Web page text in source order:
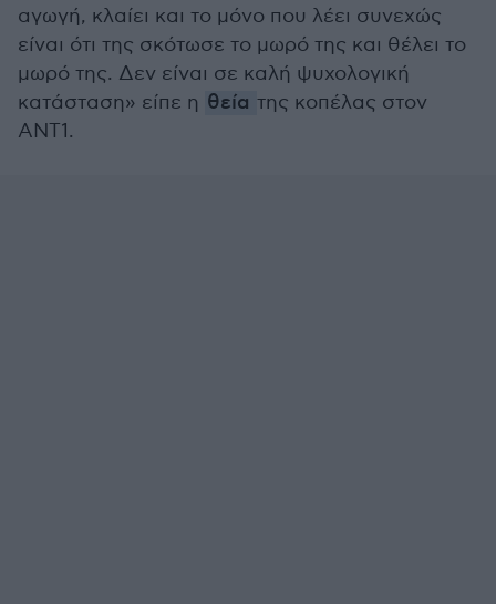
αγωγή, κλαίει και το μόνο που λέει συνεχώς
είναι ότι της σκότωσε το μωρό της και θέλει το
μωρό της. Δεν είναι σε καλή ψυχολογική
κατάσταση» είπε η θεία της κοπέλας στον
ΑΝΤ1.